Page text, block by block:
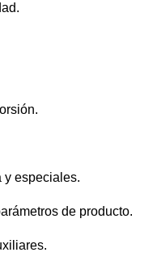
y especiales.
de producto.